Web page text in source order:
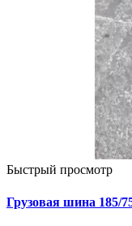
Быстрый просмотр
Грузовая шина 185/